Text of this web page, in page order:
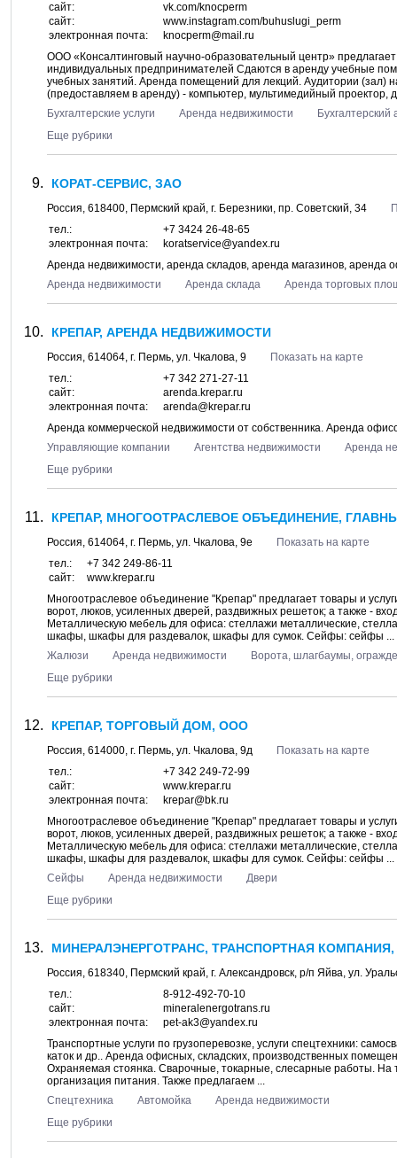
сайт:
vk.com/knocperm
сайт:
www.instagram.com/buhuslugi_perm
электронная почта:
knocperm@mail.ru
ООО «Консалтинговый научно-образовательный центр»
индивидуальных предпринимателей Сдаются в аренду учебные
учебных занятий. Аренда помещений для лекций. Аудитории (зал)
(предоставляем в аренду) - компьютер, мультимедийный проектор,
Бухгалтерские услуги
Аренда недвижимости
Бухгалтерский
Еще рубрики
КОРАТ-СЕРВИС, ЗАО
Россия, 618400, Пермский край, г. Березники, пр. Советский, 34
тел.:
+7 3424 26-48-65
электронная почта:
koratservice@yandex.ru
Аренда недвижимости, аренда складов, аренда магазинов, аренда
Аренда недвижимости
Аренда склада Аренда торговых
КРЕПАР, АРЕНДА НЕДВИЖИМОСТИ
Россия, 614064, г. Пермь, ул. Чкалова, 9
Показать на карте
тел.:
+7 342 271-27-11
сайт:
arenda.krepar.ru
электронная почта:
arenda@krepar.ru
Аренда коммерческой недвижимости от собственника. Аренда
Управляющие компании
Агентства недвижимости
Аренда
Еще рубрики
КРЕПАР, МНОГООТРАСЛЕВОЕ ОБЪЕДИНЕНИЕ,
Россия, 614064, г. Пермь, ул. Чкалова, 9е
Показать на карте
тел.:
+7 342 249-86-11
сайт:
www.krepar.ru
Многоотраслевое объединение "Крепар" предлагает товары и
ворот, люков, усиленных дверей, раздвижных решеток; а также -
Металлическую мебель для офиса: стеллажи металлические,
шкафы, шкафы для раздевалок, шкафы для сумок. Сейфы: сейфы ...
Жалюзи
Аренда недвижимости
Ворота, шлагбаумы,
Еще рубрики
КРЕПАР, ТОРГОВЫЙ ДОМ, ООО
Россия, 614000, г. Пермь, ул. Чкалова, 9д
Показать на карте
тел.:
+7 342 249-72-99
сайт:
www.krepar.ru
электронная почта:
krepar@bk.ru
Многоотраслевое объединение "Крепар" предлагает товары и
ворот, люков, усиленных дверей, раздвижных решеток; а также -
Металлическую мебель для офиса: стеллажи металлические,
шкафы, шкафы для раздевалок, шкафы для сумок. Сейфы: сейфы ...
Сейфы
Аренда недвижимости
Двери
Еще рубрики
МИНЕРАЛЭНЕРГОТРАНС, ТРАНСПОРТНАЯ
Россия, 618340, Пермский край, г. Александровск, р/п Яйва, ул.
тел.:
8-912-492-70-10
сайт:
mineralenergotrans.ru
электронная почта:
pet-ak3@yandex.ru
Транспортные услуги по грузоперевозке, услуги спецтехники:
каток и др.. Аренда офисных, складских, производственных
Охраняемая стоянка. Сварочные, токарные, слесарные работы. На
организация питания. Также предлагаем ...
Спецтехника
Автомойка
Аренда недвижимости
Еще рубрики